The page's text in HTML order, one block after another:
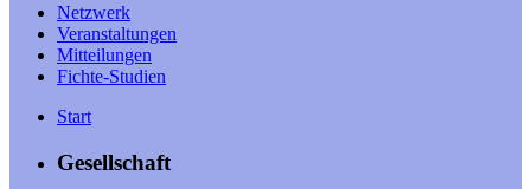
Netzwerk
Veranstaltungen
Mitteilungen
Fichte-Studien
Start
Gesellschaft